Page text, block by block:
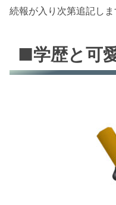
続報が入り次第追記しま
■学歴と可